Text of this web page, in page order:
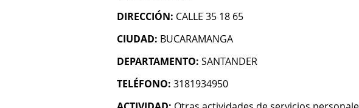
DIRECCIÓN: CALLE 35 18 65
CIUDAD: BUCARAMANGA
DEPARTAMENTO: SANTANDER
TELÉFONO: 3181934950